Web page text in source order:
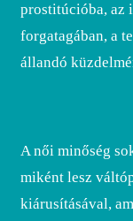
prostitúcióba, az
forgatagában, a
állandó
A női minőség
miként lesz
kiárusításával,